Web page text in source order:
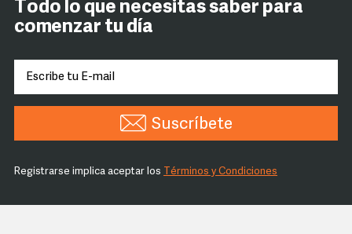
Todo lo que necesitas saber para
comenzar tu día
Suscríbete
Registrarse implica aceptar los Términos y Condiciones